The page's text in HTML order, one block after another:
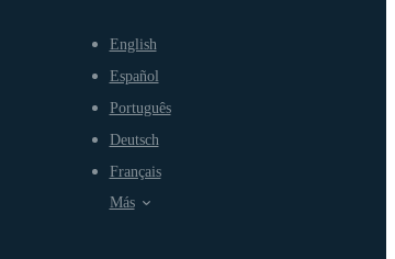
English
Español
Português
Deutsch
Français
Más